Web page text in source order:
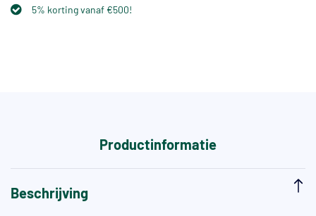
5% korting vanaf €500!
Productinformatie
Beschrijving